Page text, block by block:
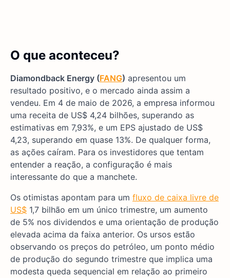
O que aconteceu?
Diamondback Energy (FANG) apresentou um
resultado positivo, e o mercado ainda assim a
vendeu. Em 4 de maio de 2026, a empresa informou
uma receita de US$ 4,24 bilhões, superando as
estimativas em 7,93%, e um EPS ajustado de US$
4,23, superando em quase 13%. De qualquer forma,
as ações caíram. Para os investidores que tentam
entender a reação, a configuração é mais
interessante do que a manchete.
Os otimistas apontam para um fluxo de caixa livre de
US$ 1,7 bilhão em um único trimestre, um aumento
de 5% nos dividendos e uma orientação de produção
elevada acima da faixa anterior. Os ursos estão
observando os preços do petróleo, um ponto médio
de produção do segundo trimestre que implica uma
modesta queda sequencial em relação ao primeiro